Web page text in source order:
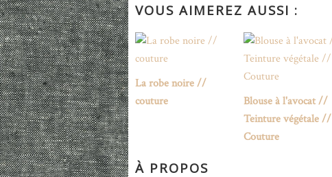
VOUS AIMEREZ AUSSI :
La robe noire //
couture
Blouse à l'avocat //
Teinture végétale //
Couture
À PROPOS